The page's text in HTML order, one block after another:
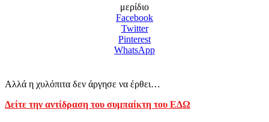
μερίδιο
Facebook
Twitter
Pinterest
WhatsApp
Aλλά η χυλόπιτα δεν άργησε να έρθει…
Δείτε την αντίδραση του συμπαίκτη του ΕΔΩ